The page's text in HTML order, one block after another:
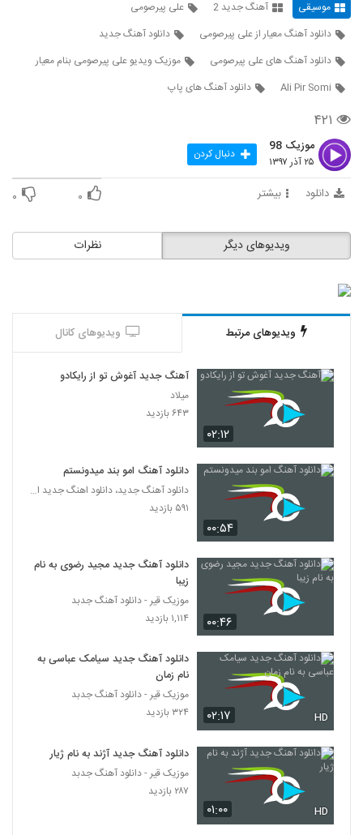
172
173 پورمحمدی با نام مگه میشه
175
دانلود آهنگ نادر (جدید) حراج (Nader New
176
۶۹۴ بازدید
Nosrati Rahe Ma)
مانی زندی آهنگ دوست دارم
Kon Perspolis)
۵۶۱ بازدید
دانلود آهنگ بارون عشق از امیر سینکی
181
مانی امینی آهنگ تب و تاب
دانلود آهنگ بی احساس از مانی عباسی
183
مامبو بند آهنگ مثل تو نیست
۵۲۷ بازدید
Makichi Khar
دانلود آهنگ چشماتو ببند از ماکان به همراه
موسیقی آهنگ جدید 2
علی پیرصومی
دانلود آهنگ معیار از علی پیرصومی
دانلود آهنگ جدید
دانلود آهنگ های علی پیرصومی
موزیک ویدیو علی پیرصومی بنام معیار
Ali Pir Somi
دانلود آهنگ های پاپ
۴۲۱
موزیک 98
۲۵ آذر ۱۳۹۷ دنبال کردن
دانلود بیشتر ۰ ۰
نظرات ویدیوهای دیگر
ویدیوهای مرتبط ویدیوهای کانال
۰۲:۱۲
آهنگ جدید آغوش تو از رایکادو
میلاد
۶۴۳ بازدید
۰۰:۵۴
دانلود آهنگ امو بند میدونستم
دانلود آهنگ جدید، دانلود اهنگ جدید ایرانی
۵۹۱ بازدید
۰۰:۴۶
دانلود آهنگ جدید مجید رضوی به نام
زیبا
موزیک قیر - دانلود آهنگ جدبد
۱,۱۱۴ بازدید
۰۲:۱۷ HD
دانلود آهنگ جدید سیامک عباسی به
نام زمان
موزیک قیر - دانلود آهنگ جدبد
۳۲۴ بازدید
۰۱:۰۰ HD
دانلود آهنگ جدید آژند به نام ژیار
موزیک قیر - دانلود آهنگ جدبد
۲۸۷ بازدید